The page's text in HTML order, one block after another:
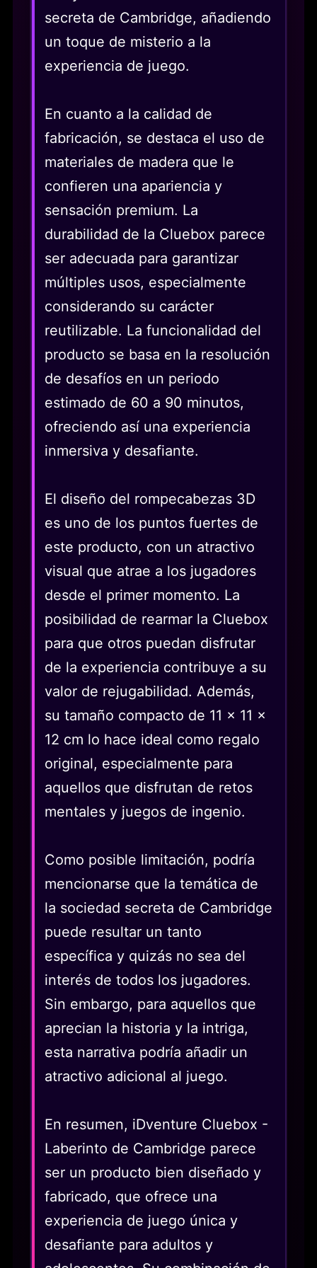
secreta de Cambridge, añadiendo
un toque de misterio a la
experiencia de juego.
En cuanto a la calidad de
fabricación, se destaca el uso de
materiales de madera que le
confieren una apariencia y
sensación premium. La
durabilidad de la Cluebox parece
ser adecuada para garantizar
múltiples usos, especialmente
considerando su carácter
reutilizable. La funcionalidad del
producto se basa en la resolución
de desafíos en un periodo
estimado de 60 a 90 minutos,
ofreciendo así una experiencia
inmersiva y desafiante.
El diseño del rompecabezas 3D
es uno de los puntos fuertes de
este producto, con un atractivo
visual que atrae a los jugadores
desde el primer momento. La
posibilidad de rearmar la Cluebox
para que otros puedan disfrutar
de la experiencia contribuye a su
valor de rejugabilidad. Además,
su tamaño compacto de 11 x 11 x
12 cm lo hace ideal como regalo
original, especialmente para
aquellos que disfrutan de retos
mentales y juegos de ingenio.
Como posible limitación, podría
mencionarse que la temática de
la sociedad secreta de Cambridge
puede resultar un tanto
específica y quizás no sea del
interés de todos los jugadores.
Sin embargo, para aquellos que
aprecian la historia y la intriga,
esta narrativa podría añadir un
atractivo adicional al juego.
En resumen, iDventure Cluebox -
Laberinto de Cambridge parece
ser un producto bien diseñado y
fabricado, que ofrece una
experiencia de juego única y
desafiante para adultos y